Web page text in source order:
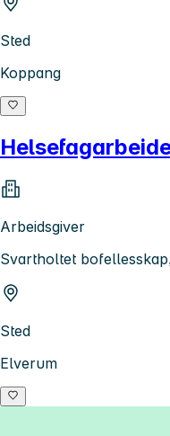
Sted
Koppang
Arbeidsgiver
Svartholtet
Sted
Elverum